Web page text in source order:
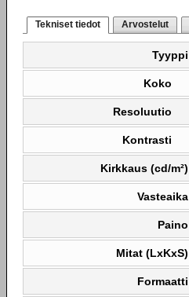
Tekniset tiedot Arvostelut
Tyyppi
Koko
Resoluutio
Kontrasti
Kirkkaus (cd/m²)
Vasteaika
Paino
Mitat (LxKxS)
Formaatti